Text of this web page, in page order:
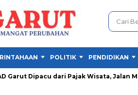
POLITIK PENDIDIKAN
dari Pajak Wisata, Jalan Menuju